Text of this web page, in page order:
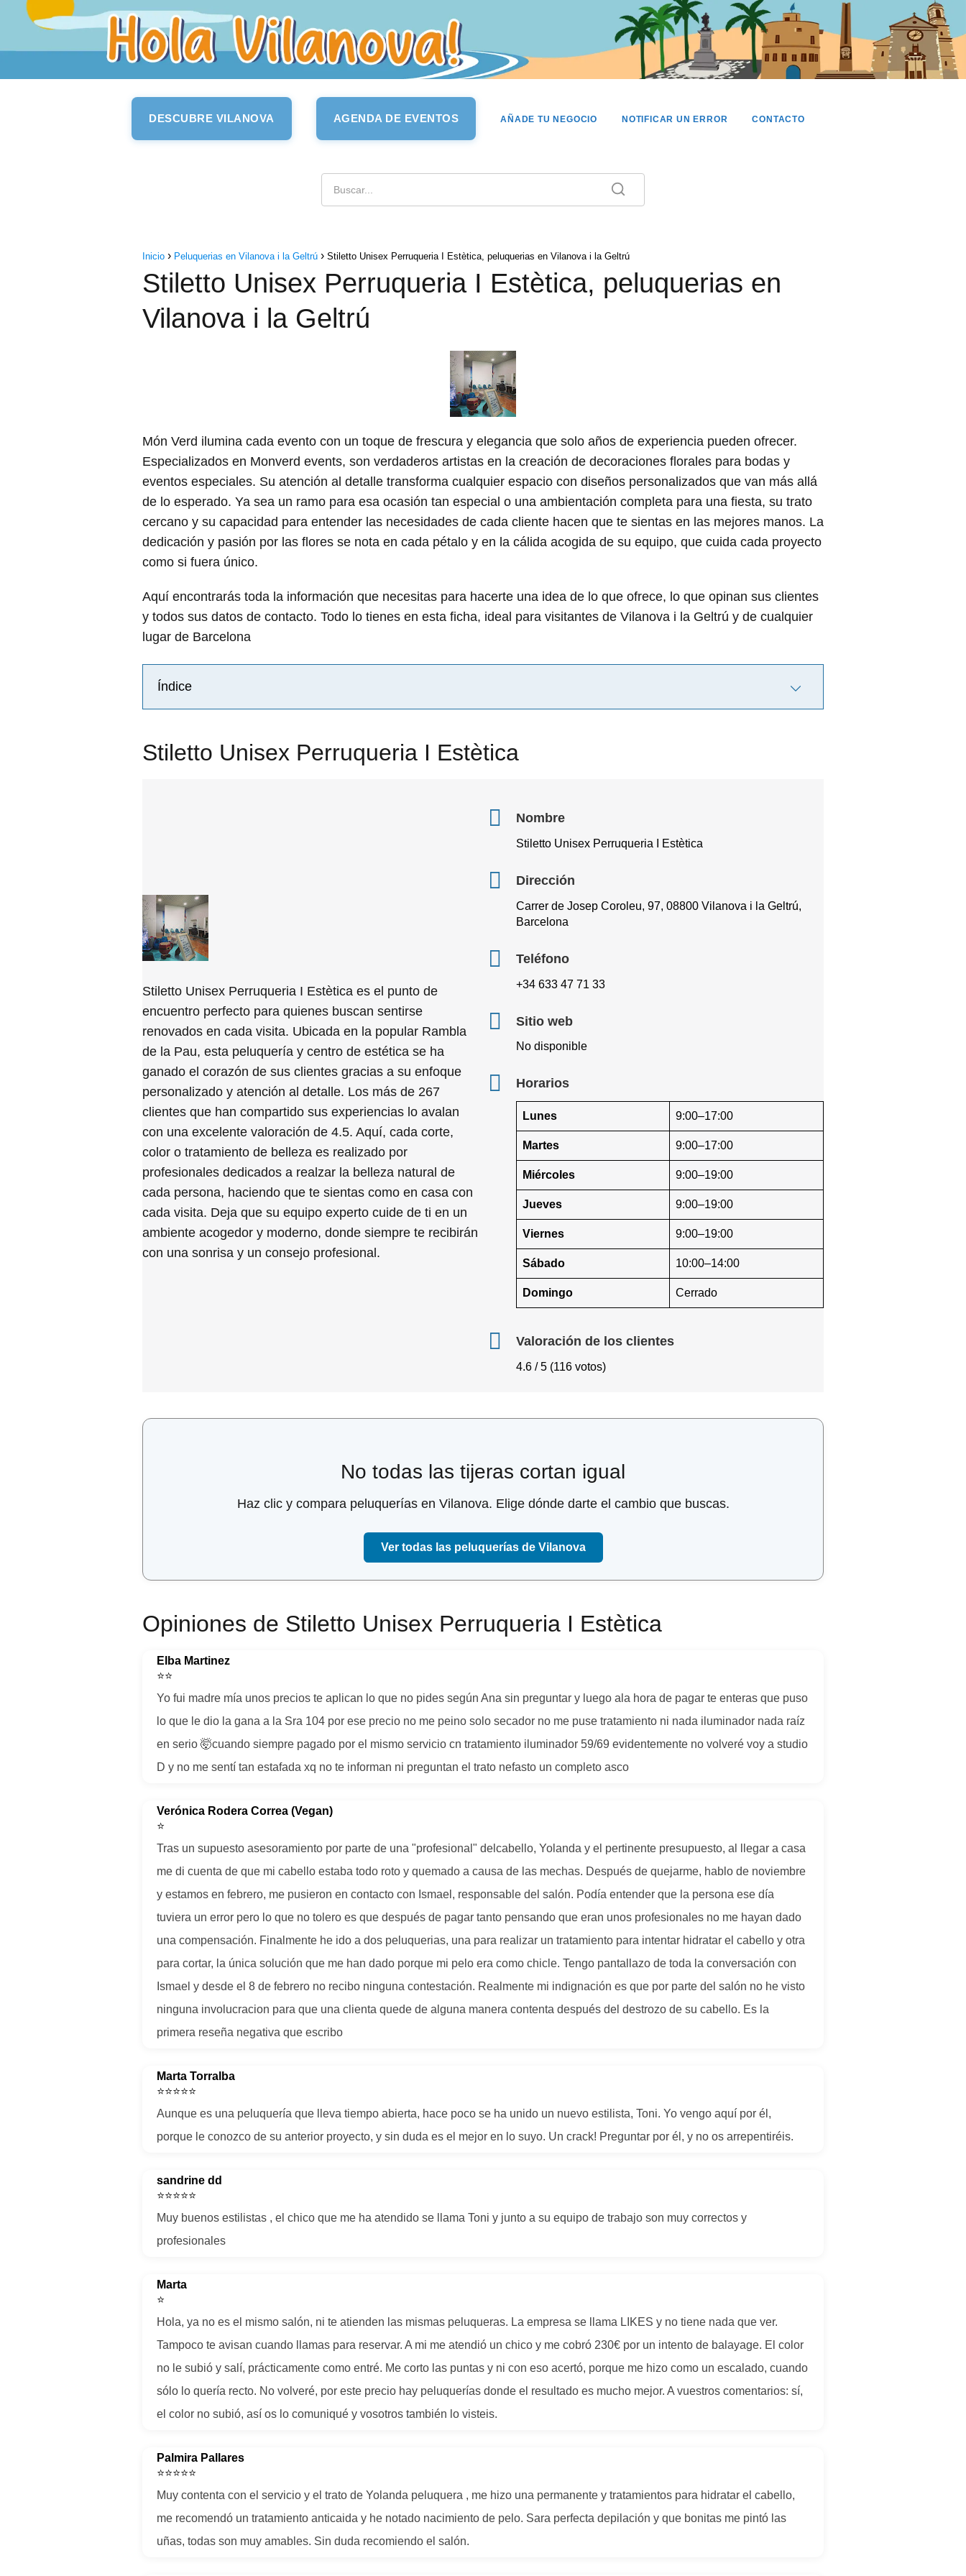
DESCUBRE VILANOVA AGENDA DE EVENTOS AÑADE TU NEGOCIO NOTIFICAR UN ERROR CONTACTO
Inicio Peluquerias en Vilanova i la Geltrú Stiletto Unisex Perruqueria I Estètica, peluquerias en Vilanova i la Geltrú
Stiletto Unisex Perruqueria I Estètica, peluquerias en
Vilanova i la Geltrú
Món Verd ilumina cada evento con un toque de frescura y elegancia que solo años de experiencia pueden ofrecer.
Especializados en Monverd events, son verdaderos artistas en la creación de decoraciones florales para bodas y
eventos especiales. Su atención al detalle transforma cualquier espacio con diseños personalizados que van más allá
de lo esperado. Ya sea un ramo para esa ocasión tan especial o una ambientación completa para una fiesta, su trato
cercano y su capacidad para entender las necesidades de cada cliente hacen que te sientas en las mejores manos. La
dedicación y pasión por las flores se nota en cada pétalo y en la cálida acogida de su equipo, que cuida cada proyecto
como si fuera único.
Aquí encontrarás toda la información que necesitas para hacerte una idea de lo que ofrece, lo que opinan sus clientes
y todos sus datos de contacto. Todo lo tienes en esta ficha, ideal para visitantes de Vilanova i la Geltrú y de cualquier
lugar de Barcelona
Índice
Stiletto Unisex Perruqueria I Estètica
Stiletto Unisex Perruqueria I Estètica es el punto de
encuentro perfecto para quienes buscan sentirse
renovados en cada visita. Ubicada en la popular Rambla
de la Pau, esta peluquería y centro de estética se ha
ganado el corazón de sus clientes gracias a su enfoque
personalizado y atención al detalle. Los más de 267
clientes que han compartido sus experiencias lo avalan
con una excelente valoración de 4.5. Aquí, cada corte,
color o tratamiento de belleza es realizado por
profesionales dedicados a realzar la belleza natural de
cada persona, haciendo que te sientas como en casa con
cada visita. Deja que su equipo experto cuide de ti en un
ambiente acogedor y moderno, donde siempre te recibirán
con una sonrisa y un consejo profesional.
Nombre
Stiletto Unisex Perruqueria I Estètica
Dirección
Carrer de Josep Coroleu, 97, 08800 Vilanova i la Geltrú,
Barcelona
Teléfono
+34 633 47 71 33
Sitio web
No disponible
Horarios
Lunes 9:00–17:00
Martes 9:00–17:00
Miércoles 9:00–19:00
Jueves 9:00–19:00
Viernes 9:00–19:00
Sábado 10:00–14:00
Domingo Cerrado
Valoración de los clientes
4.6 / 5 (116 votos)
No todas las tijeras cortan igual
Haz clic y compara peluquerías en Vilanova. Elige dónde darte el cambio que buscas.
Ver todas las peluquerías de Vilanova
Opiniones de Stiletto Unisex Perruqueria I Estètica
Elba Martinez
⭐⭐
Yo fui madre mía unos precios te aplican lo que no pides según Ana sin preguntar y luego ala hora de pagar te enteras que puso
lo que le dio la gana a la Sra 104 por ese precio no me peino solo secador no me puse tratamiento ni nada iluminador nada raíz
en serio 🤯cuando siempre pagado por el mismo servicio cn tratamiento iluminador 59/69 evidentemente no volveré voy a studio
D y no me sentí tan estafada xq no te informan ni preguntan el trato nefasto un completo asco
Verónica Rodera Correa (Vegan)
⭐
Tras un supuesto asesoramiento por parte de una "profesional" delcabello, Yolanda y el pertinente presupuesto, al llegar a casa
me di cuenta de que mi cabello estaba todo roto y quemado a causa de las mechas. Después de quejarme, hablo de noviembre
y estamos en febrero, me pusieron en contacto con Ismael, responsable del salón. Podía entender que la persona ese día
tuviera un error pero lo que no tolero es que después de pagar tanto pensando que eran unos profesionales no me hayan dado
una compensación. Finalmente he ido a dos peluquerias, una para realizar un tratamiento para intentar hidratar el cabello y otra
para cortar, la única solución que me han dado porque mi pelo era como chicle. Tengo pantallazo de toda la conversación con
Ismael y desde el 8 de febrero no recibo ninguna contestación. Realmente mi indignación es que por parte del salón no he visto
ninguna involucracion para que una clienta quede de alguna manera contenta después del destrozo de su cabello. Es la
primera reseña negativa que escribo
Marta Torralba
⭐⭐⭐⭐⭐
Aunque es una peluquería que lleva tiempo abierta, hace poco se ha unido un nuevo estilista, Toni. Yo vengo aquí por él,
porque le conozco de su anterior proyecto, y sin duda es el mejor en lo suyo. Un crack! Preguntar por él, y no os arrepentiréis.
sandrine dd
⭐⭐⭐⭐⭐
Muy buenos estilistas , el chico que me ha atendido se llama Toni y junto a su equipo de trabajo son muy correctos y
profesionales
Marta
⭐
Hola, ya no es el mismo salón, ni te atienden las mismas peluqueras. La empresa se llama LIKES y no tiene nada que ver.
Tampoco te avisan cuando llamas para reservar. A mi me atendió un chico y me cobró 230€ por un intento de balayage. El color
no le subió y salí, prácticamente como entré. Me corto las puntas y ni con eso acertó, porque me hizo como un escalado, cuando
sólo lo quería recto. No volveré, por este precio hay peluquerías donde el resultado es mucho mejor. A vuestros comentarios: sí,
el color no subió, así os lo comuniqué y vosotros también lo visteis.
Palmira Pallares
⭐⭐⭐⭐⭐
Muy contenta con el servicio y el trato de Yolanda peluquera , me hizo una permanente y tratamientos para hidratar el cabello,
me recomendó un tratamiento anticaida y he notado nacimiento de pelo. Sara perfecta depilación y que bonitas me pintó las
uñas, todas son muy amables. Sin duda recomiendo el salón.